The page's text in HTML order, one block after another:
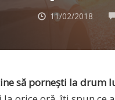
11/02/2018
să pornești la drum